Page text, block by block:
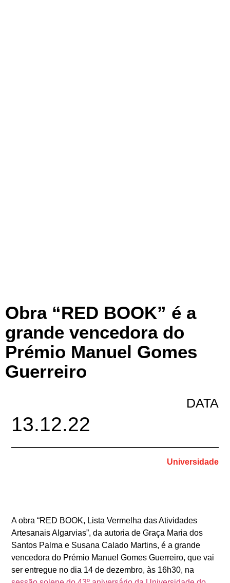
Obra “RED BOOK” é a
grande vencedora do
Prémio Manuel Gomes
Guerreiro
DATA
13.12.22
Universidade
A obra “RED BOOK, Lista Vermelha das Atividades
Artesanais Algarvias”, da autoria de Graça Maria dos
Santos Palma e Susana Calado Martins, é a grande
vencedora do Prémio Manuel Gomes Guerreiro, que vai
ser entregue no dia 14 de dezembro, às 16h30, na